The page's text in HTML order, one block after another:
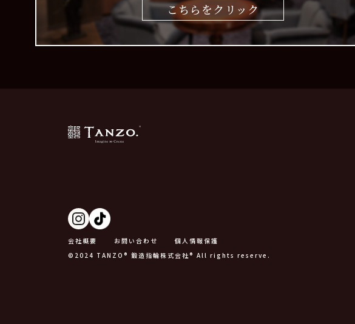
こちらをクリック
会社概要 お問い合わせ
個人情報保護
©2024 TANZO® 鍛造指輪株式会社® All rights reserve.